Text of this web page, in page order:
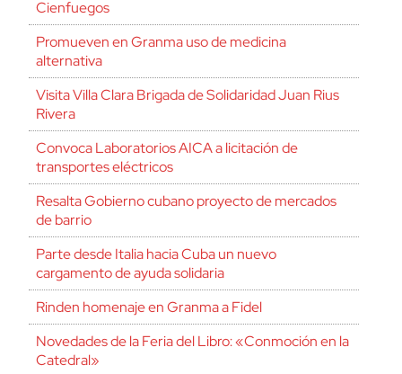
Cienfuegos
Promueven en Granma uso de medicina
alternativa
Visita Villa Clara Brigada de Solidaridad Juan Rius
Rivera
Convoca Laboratorios AICA a licitación de
transportes eléctricos
Resalta Gobierno cubano proyecto de mercados
de barrio
Parte desde Italia hacia Cuba un nuevo
cargamento de ayuda solidaria
Rinden homenaje en Granma a Fidel
Novedades de la Feria del Libro: «Conmoción en la
Catedral»